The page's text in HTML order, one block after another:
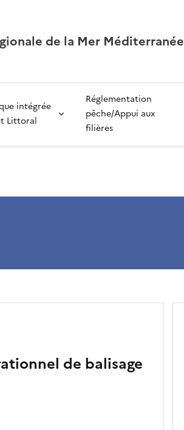
de la Mer Méditerranée
intégrée
Littoral
Réglementation
pêche/Appui aux
filières
de balisage